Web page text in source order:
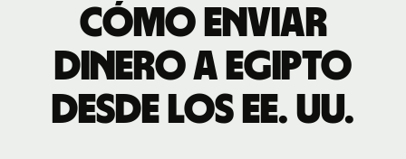
Cómo enviar
dinero a Egipto
desde los EE. UU.